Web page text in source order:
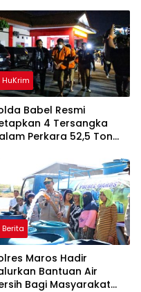
HuKrim
Babel Resmi
4 Tersangka
Perkara 52,5 Ton
Berita
Maros Hadir
Bantuan Air
Bagi Masyarakat